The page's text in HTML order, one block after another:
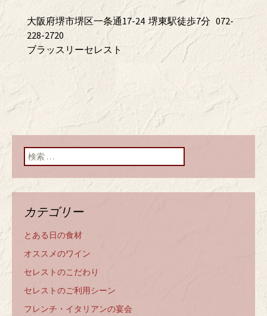
大阪府堺市堺区一条通17-24 堺東駅徒歩7分 072-
228-2720
ブラッスリーセレスト
検索:
カテゴリー
とある日の食材
オススメのワイン
セレストのこだわり
セレストのご利用シーン
フレンチ・イタリアンの宴会